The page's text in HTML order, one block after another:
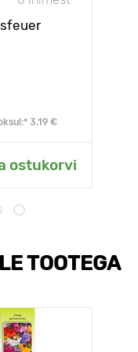
3.19 €
ostukorvi
TOOTEGA